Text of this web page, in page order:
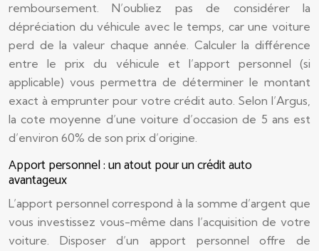
remboursement. N’oubliez pas de considérer la
dépréciation du véhicule avec le temps, car une voiture
perd de la valeur chaque année. Calculer la différence
entre le prix du véhicule et l’apport personnel (si
applicable) vous permettra de déterminer le montant
exact à emprunter pour votre crédit auto. Selon l’Argus,
la cote moyenne d’une voiture d’occasion de 5 ans est
d’environ 60% de son prix d’origine.
Apport personnel : un atout pour un crédit auto
avantageux
L’apport personnel correspond à la somme d’argent que
vous investissez vous-même dans l’acquisition de votre
voiture. Disposer d’un apport personnel offre de